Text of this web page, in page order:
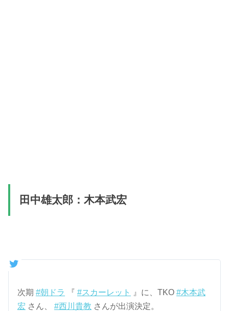
田中雄太郎：木本武宏
次期#朝ドラ 『#スカーレット 』に、TKO#木本武
宏 さん、#西川貴教 さんが出演決定。